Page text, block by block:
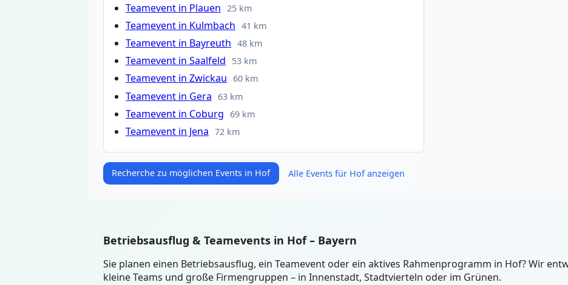
Teamevent in Plauen 25 km
Teamevent in Kulmbach 41 km
Teamevent in Bayreuth 48 km
Teamevent in Saalfeld 53 km
Teamevent in Zwickau 60 km
Teamevent in Gera 63 km
Teamevent in Coburg 69 km
Teamevent in Jena 72 km
Recherche zu möglichen Events in Hof Alle Events für Hof anzeigen
Betriebsausflug & Teamevents in Hof – Bayern
Sie planen einen Betriebsausflug, ein Teamevent oder ein aktives Rahmenprogramm in Hof? Wir
kleine Teams und große Firmengruppen – in Innenstadt, Stadtvierteln oder im Grünen.